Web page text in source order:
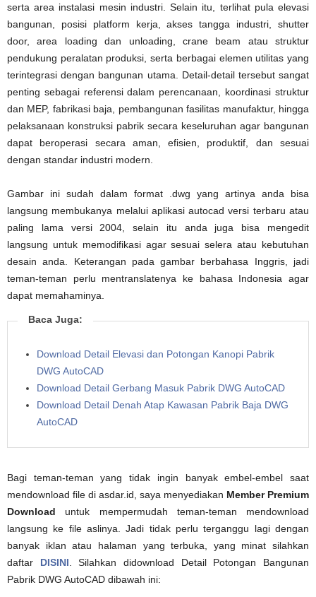
serta area instalasi mesin industri. Selain itu, terlihat pula elevasi
bangunan, posisi platform kerja, akses tangga industri, shutter
door, area loading dan unloading, crane beam atau struktur
pendukung peralatan produksi, serta berbagai elemen utilitas yang
terintegrasi dengan bangunan utama. Detail-detail tersebut sangat
penting sebagai referensi dalam perencanaan, koordinasi struktur
dan MEP, fabrikasi baja, pembangunan fasilitas manufaktur, hingga
pelaksanaan konstruksi pabrik secara keseluruhan agar bangunan
dapat beroperasi secara aman, efisien, produktif, dan sesuai
dengan standar industri modern.
Gambar ini sudah dalam format .dwg yang artinya anda bisa
langsung membukanya melalui aplikasi autocad versi terbaru atau
paling lama versi 2004, selain itu anda juga bisa mengedit
langsung untuk memodifikasi agar sesuai selera atau kebutuhan
desain anda. Keterangan pada gambar berbahasa Inggris, jadi
teman-teman perlu mentranslatenya ke bahasa Indonesia agar
dapat memahaminya.
Baca Juga:
Download Detail Elevasi dan Potongan Kanopi Pabrik
DWG AutoCAD
Download Detail Gerbang Masuk Pabrik DWG AutoCAD
Download Detail Denah Atap Kawasan Pabrik Baja DWG
AutoCAD
Bagi teman-teman yang tidak ingin banyak embel-embel saat
mendownload file di asdar.id, saya menyediakan Member Premium
Download untuk mempermudah teman-teman mendownload
langsung ke file aslinya. Jadi tidak perlu terganggu lagi dengan
banyak iklan atau halaman yang terbuka, yang minat silahkan
daftar DISINI . Silahkan didownload Detail Potongan Bangunan
Pabrik DWG AutoCAD dibawah ini: